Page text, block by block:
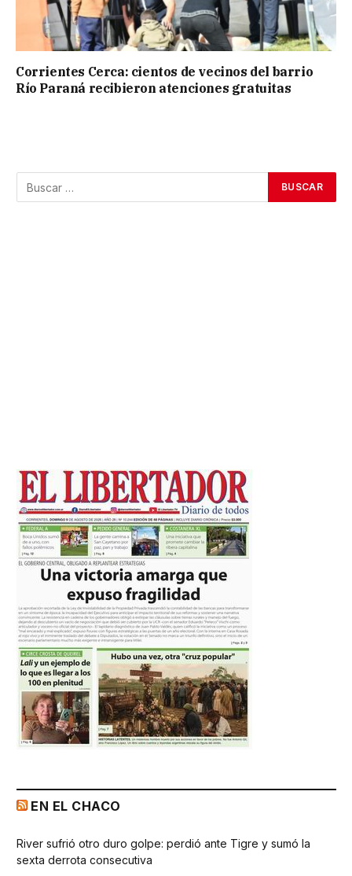
Corrientes Cerca: cientos de vecinos del barrio
Río Paraná recibieron atenciones gratuitas
EN EL CHACO
River sufrió otro duro golpe: perdió ante Tigre y sumó la
sexta derrota consecutiva